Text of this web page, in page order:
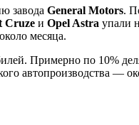
завода General Motors.
Cruze и Opel Astra упали
месяца.
Примерно по 10%
автопроизводства —